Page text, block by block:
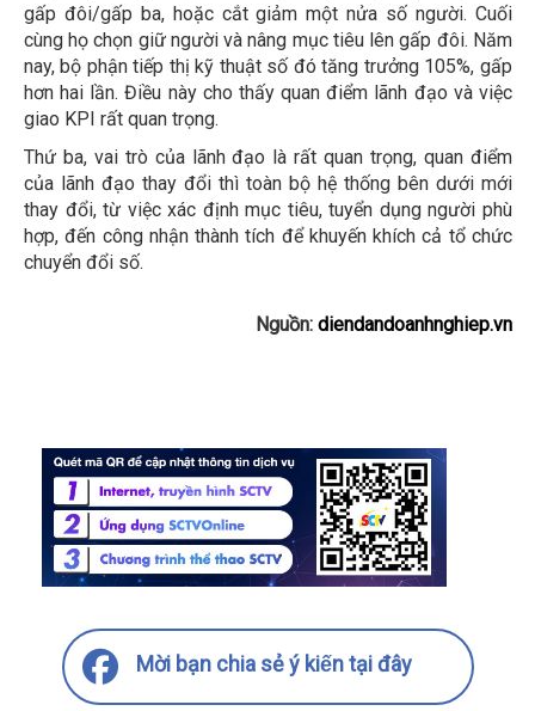
gấp đôi/gấp ba, hoặc cắt giảm một nửa số người. Cuối
cùng họ chọn giữ người và nâng mục tiêu lên gấp đôi. Năm
nay, bộ phận tiếp thị kỹ thuật số đó tăng trưởng 105%, gấp
hơn hai lần. Điều này cho thấy quan điểm lãnh đạo và việc
giao KPI rất quan trọng.
Thứ ba, vai trò của lãnh đạo là rất quan trọng, quan điểm
của lãnh đạo thay đổi thì toàn bộ hệ thống bên dưới mới
thay đổi, từ việc xác định mục tiêu, tuyển dụng người phù
hợp, đến công nhận thành tích để khuyến khích cả tổ chức
chuyển đổi số.
Nguồn: diendandoanhnghiep.vn
Mời bạn chia sẻ ý kiến tại đây